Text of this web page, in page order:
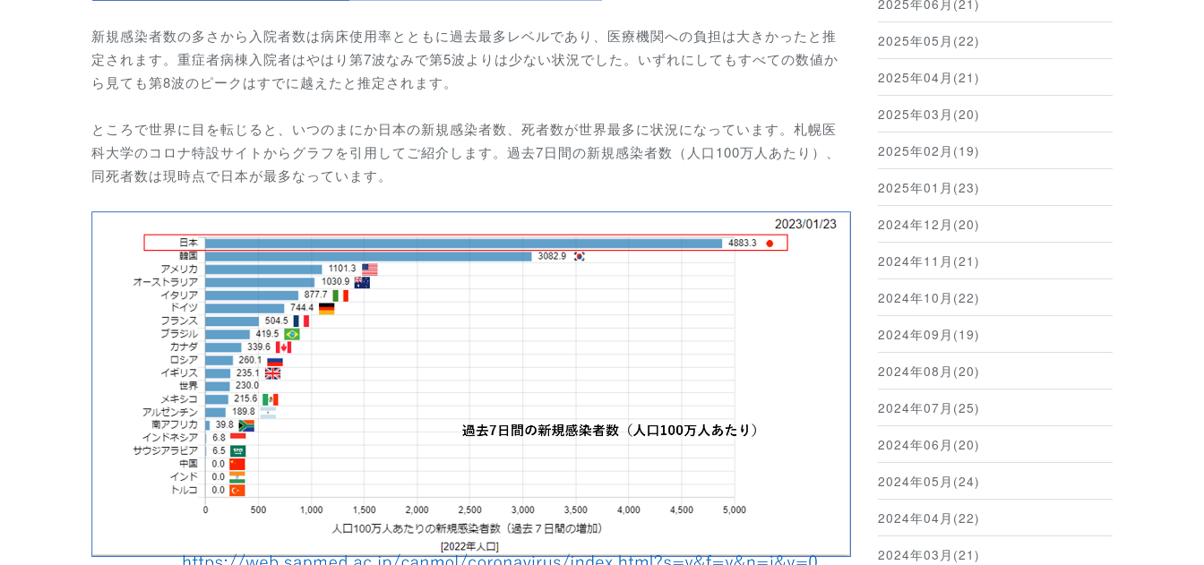
新規感染者数の多さから入院者数は病床使用率とともに過去最多レベルであり、医療機関への負担は大きかったと推
定されます。重症者病棟入院者はやはり第7波なみで第5波よりは少ない状況でした。いずれにしてもすべての数値か
ら見ても第8波のピークはすでに越えたと推定されます。
ところで世界に目を転じると、いつのまにか日本の新規感染者数、死者数が世界最多に状況になっています。札幌医
科大学のコロナ特設サイトからグラフを引用してご紹介します。過去7日間の新規感染者数（人口100万人あたり）、
同死者数は現時点で日本が最多なっています。
2025年06月(21)
2025年05月(22)
2025年04月(21)
2025年03月(20)
2025年02月(19)
2025年01月(23)
2024年12月(20)
2024年11月(21)
2024年10月(22)
2024年09月(19)
2024年08月(20)
2024年07月(25)
2024年06月(20)
2024年05月(24)
2024年04月(22)
2024年03月(21)